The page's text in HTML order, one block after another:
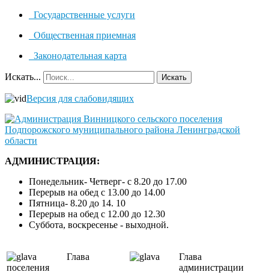
Государственные услуги
Общественная приемная
Законодательная карта
Искать... Искать
Версия для слабовидящих
АДМИНИСТРАЦИЯ:
Понедельник- Четверг- с 8.20 до 17.00
Перерыв на обед с 13.00 до 14.00
Пятница- 8.20 до 14. 10
Перерыв на обед с 12.00 до 12.30
Суббота, воскресенье - выходной.
Глава
поселения
Глава
администрации